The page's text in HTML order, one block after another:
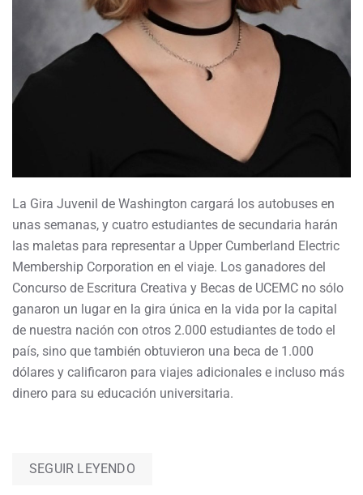
La Gira Juvenil de Washington cargará los autobuses en
unas semanas, y cuatro estudiantes de secundaria harán
las maletas para representar a Upper Cumberland Electric
Membership Corporation en el viaje. Los ganadores del
Concurso de Escritura Creativa y Becas de UCEMC no sólo
ganaron un lugar en la gira única en la vida por la capital
de nuestra nación con otros 2.000 estudiantes de todo el
país, sino que también obtuvieron una beca de 1.000
dólares y calificaron para viajes adicionales e incluso más
dinero para su educación universitaria.
SEGUIR LEYENDO